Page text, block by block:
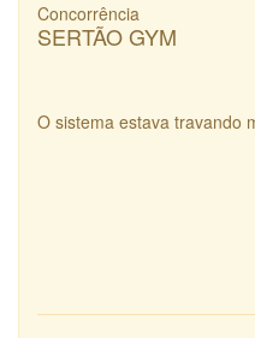
Concorrência
SERTÃO GYM
O sistema estava travando